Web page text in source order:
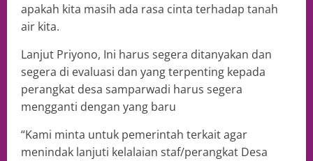
apakah kita masih ada rasa cinta terhadap tanah
air kita.
Lanjut Priyono, Ini harus segera ditanyakan dan
segera di evaluasi dan yang terpenting kepada
perangkat desa samparwadi harus segera
mengganti dengan yang baru
“Kami minta untuk pemerintah terkait agar
menindak lanjuti kelalaian staf/perangkat Desa